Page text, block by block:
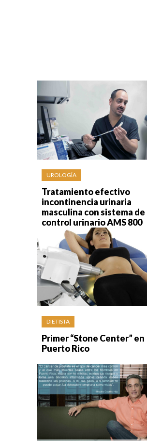
UROLOGÍA
Tratamiento efectivo
incontinencia urinaria
masculina con sistema de
control urinario AMS 800
DIETISTA
Primer “Stone Center” en
Puerto Rico